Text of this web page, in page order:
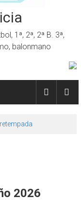
1ª, 2ª, 2ª B. 3ª,
balonmano
2026